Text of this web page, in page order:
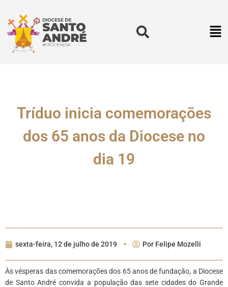
Tríduo inicia comemorações
dos 65 anos da Diocese no
dia 19
sexta-feira, 12 de julho de 2019 Por Felipe Mozelli
Às vésperas das comemorações dos 65 anos de fundação, a Diocese
de Santo André convida a população das sete cidades do Grande